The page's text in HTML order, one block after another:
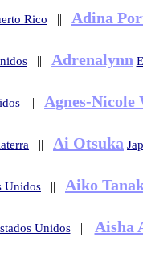
Rico || Adina
|| Adrenalynn
|| Agnes-Nicole
|| Ai Otsuka
Unidos || Aiko
Unidos|| Aisha